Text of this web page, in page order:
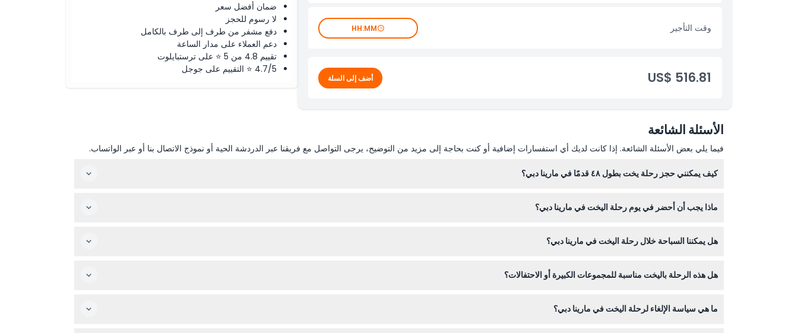
وقت التأجير HH:MM
US$ 516.81 أضف إلى السلة
ضمان أفضل سعر
لا رسوم للحجز
دفع مشفر من طرف إلى طرف بالكامل
دعم العملاء على مدار الساعة
تقييم 4.8 من 5 ⭐ على ترستبايلوت
4.7/5 ⭐ التقييم على جوجل
الأسئلة الشائعة
فيما يلي بعض الأسئلة الشائعة. إذا كانت لديك أي استفسارات إضافية أو كنت بحاجة إلى مزيد من التوضيح، يرجى التواصل مع فريقنا عبر الدردشة الحية أو نموذج الاتصال بنا أو عبر الواتساب.
كيف يمكنني حجز رحلة يخت بطول ٤٨ قدمًا في مارينا دبي؟
ببضع نقرات.
ماذا يجب أن أحضر في يوم رحلة اليخت في مارينا دبي؟
تخطط للسباحة خلال الرحلة.
هل يمكننا السباحة خلال رحلة اليخت في مارينا دبي؟
هل هذه الرحلة باليخت مناسبة للمجموعات الكبيرة أو الاحتفالات؟
ما هي سياسة الإلغاء لرحلة اليخت في مارينا دبي؟